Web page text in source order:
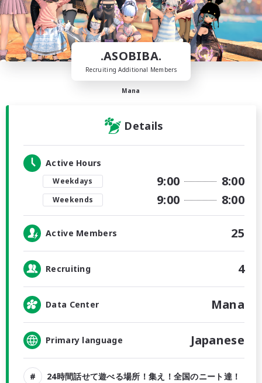
.ASOBIBA.
Recruiting Additional Members
Mana
Details
Active Hours
Weekdays 9:00 8:00
Weekends 9:00 8:00
Active Members 25
Recruiting 4
Data Center Mana
Primary language Japanese
24時間話せて遊べる場所！集え！全国のニート達！